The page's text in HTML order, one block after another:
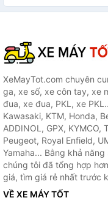
XeMayTot.com chuyên
ga, xe số, xe côn tay, xe
đua, xe đua, PKL, xe
Kawasaki, KTM, Honda,
ADDINOL, GPX,
Peugeot, Royal Enfield,
Yamaha... Bằng khả
chúng tôi đã tổng hợp
giá, tìm giá rẻ nhất trước
VỀ XE MÁY TỐT